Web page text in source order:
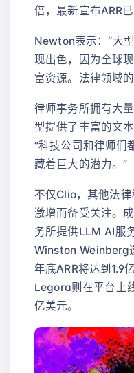
倍，最新宣布ARR
Newton表示：“大
现出色，因为全球
富资源。法律领域
律师事务所拥有大
型提供了丰富的文
“科技公司和律师们
藏着巨大的潜力。”
不仅Clio，其他法
激增而备受关注。
务所提供LLM AI服
Winston Weinberg
年底ARR将达到1.9
Legora则在平台上
亿美元。